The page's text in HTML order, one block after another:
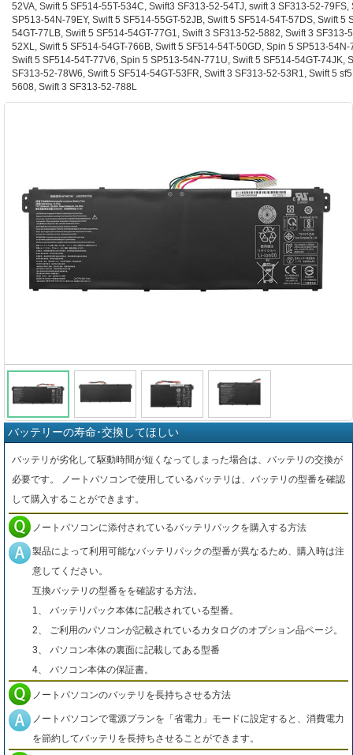
52VA, Swift 5 SF514-55T-534C, Swift3 SF313-52-54TJ, swift 3 SF313-52-79FS,
SP513-54N-79EY, Swift 5 SF514-55GT-52JB, Swift 5 SF514-54T-57DS, Swift 5
54GT-77LB, Swift 5 SF514-54GT-77G1, Swift 3 SF313-52-5882, Swift 3 SF313-
52XL, Swift 5 SF514-54GT-766B, Swift 5 SF514-54T-50GD, Spin 5 SP513-54N-
Swift 5 SF514-54T-77V6, Spin 5 SP513-54N-771U, Swift 5 SF514-54GT-74JK,
SF313-52-78W6, Swift 5 SF514-54GT-53FR, Swift 3 SF313-52-53R1, Swift 5
5608, Swift 3 SF313-52-788L
バッテリーの寿命･交換してほしい
バッテリが劣化して駆動時間が短くなってしまった場合は、バッテリの交換が
必要です。 ノートパソコンで使用しているバッテリは、バッテリの型番を確認
して購入することができます。
ノートパソコンに添付されているバッテリパックを購入する方法
製品によって利用可能なバッテリパックの型番が異なるため、購入時は注
意してください。
互換バッテリの型番をを確認する方法。
1、 バッテリパック本体に記載されている型番。
2、 ご利用のパソコンが記載されているカタログのオプション品ページ。
3、 パソコン本体の裏面に記載してある型番
4、 パソコン本体の保証書。
ノートパソコンのバッテリを長持ちさせる方法
ノートパソコンで電源プランを「省電力」モードに設定すると、消費電力
を節約してバッテリを長持ちさせることができます。